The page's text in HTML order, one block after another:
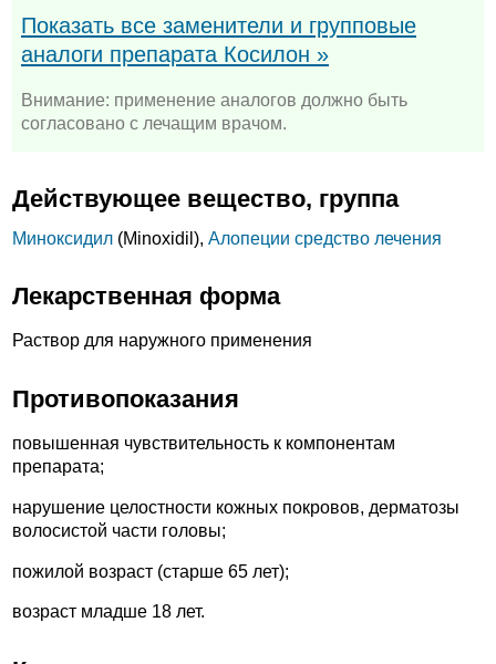
Показать все заменители и групповые
аналоги препарата Косилон »
Внимание: применение аналогов должно быть
согласовано с лечащим врачом.
Действующее вещество, группа
Миноксидил (Minoxidil), Алопеции средство лечения
Лекарственная форма
Раствор для наружного применения
Противопоказания
повышенная чувствительность к компонентам
препарата;
нарушение целостности кожных покровов, дерматозы
волосистой части головы;
пожилой возраст (старше 65 лет);
возраст младше 18 лет.